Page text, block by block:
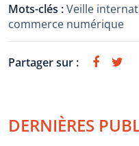
Mots-clés :Veille
commerce numérique
Partager sur :
DERNIÈRES